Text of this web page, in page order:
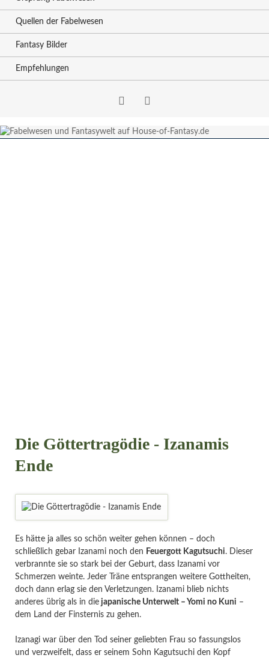
Quellen der Fabelwesen
Fantasy Bilder
Empfehlungen
Die Göttertragödie - Izanamis
Ende
Es hätte ja alles so schön weiter gehen können – doch
schließlich gebar Izanami noch den Feuergott Kagutsuchi. Dieser
verbrannte sie so stark bei der Geburt, dass Izanami vor
Schmerzen weinte. Jeder Träne entsprangen weitere Gottheiten,
doch dann erlag sie den Verletzungen. Izanami blieb nichts
anderes übrig als in diejapanische Unterwelt – Yomi no Kuni –
dem Land der Finsternis zu gehen.
Izanagi war über den Tod seiner geliebten Frau so fassungslos
und verzweifelt, dass er seinem Sohn Kagutsuchi den Kopf